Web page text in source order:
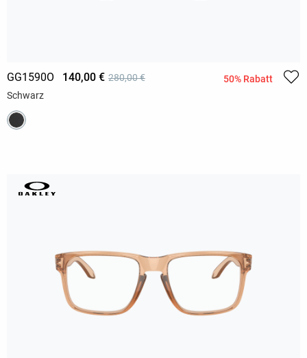
GG1590O 140,00 € 280,00 €
50% Rabatt
Schwarz